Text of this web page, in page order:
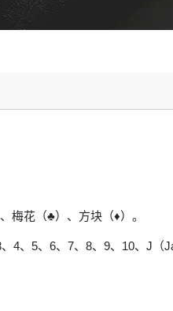
梅花（♣）、方块（♦）。
4、5、6、7、8、9、10、J（